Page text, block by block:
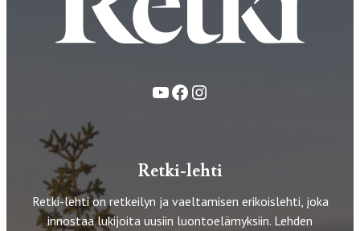
YouTube
FacebookInstagram
Retki-lehti
Retki-lehti on retkeilyn ja vaeltamisen erikoislehti, joka
innostaa lukijoita uusiin luontoelämyksiin. Lehden